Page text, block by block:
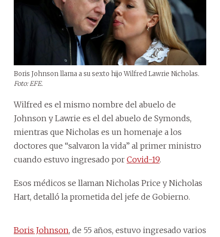
Boris Johnson llama a su sexto hijo Wilfred Lawrie Nicholas.
Foto: EFE.
Wilfred es el mismo nombre del abuelo de
Johnson y Lawrie es el del abuelo de Symonds,
mientras que Nicholas es un homenaje a los
doctores que “salvaron la vida” al primer ministro
cuando estuvo ingresado por Covid-19.
Esos médicos se llaman Nicholas Price y Nicholas
Hart, detalló la prometida del jefe de Gobierno.
Boris Johnson, de 55 años, estuvo ingresado varios